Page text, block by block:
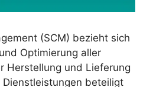
(SCM) bezieht sich
Optimierung aller
Herstellung und Lieferung
beteiligt